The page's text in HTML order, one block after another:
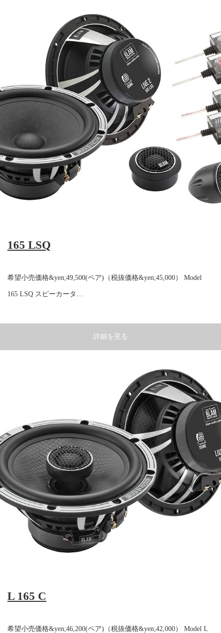
165 LSQ
希望小売価格&yen;49,500(ペア)（税抜価格&yen;45,000） Model
165 LSQ スピーカータ…
詳細を見る
L 165 C
希望小売価格&yen;46,200(ペア)（税抜価格&yen;42,000） Model L